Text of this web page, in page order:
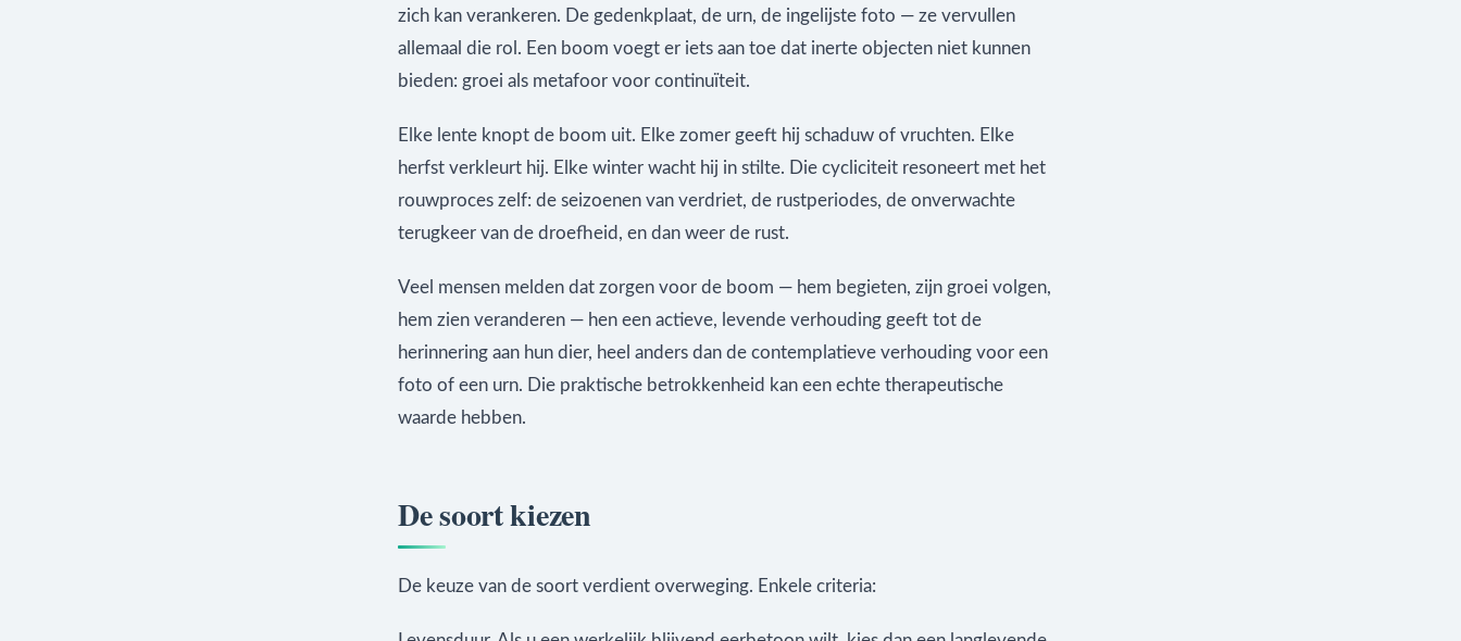
zich kan verankeren. De gedenkplaat, de urn, de ingelijste foto — ze vervullen
allemaal die rol. Een boom voegt er iets aan toe dat inerte objecten niet kunnen
bieden: groei als metafoor voor continuïteit.
Elke lente knopt de boom uit. Elke zomer geeft hij schaduw of vruchten. Elke
herfst verkleurt hij. Elke winter wacht hij in stilte. Die cycliciteit resoneert met het
rouwproces zelf: de seizoenen van verdriet, de rustperiodes, de onverwachte
terugkeer van de droefheid, en dan weer de rust.
Veel mensen melden dat zorgen voor de boom — hem begieten, zijn groei volgen,
hem zien veranderen — hen een actieve, levende verhouding geeft tot de
herinnering aan hun dier, heel anders dan de contemplatieve verhouding voor een
foto of een urn. Die praktische betrokkenheid kan een echte therapeutische
waarde hebben.
De soort kiezen
De keuze van de soort verdient overweging. Enkele criteria: